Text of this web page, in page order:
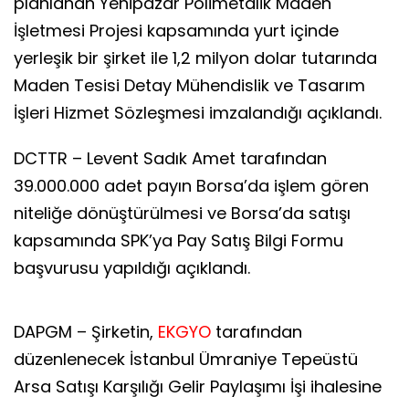
İşletmesi Projesi kapsamında yurt içinde
yerleşik bir şirket ile 1,2 milyon dolar tutarında
Maden Tesisi Detay Mühendislik ve Tasarım
İşleri Hizmet Sözleşmesi imzalandığı açıklandı.
DCTTR – Levent Sadık Amet tarafından
39.000.000 adet payın Borsa’da işlem gören
niteliğe dönüştürülmesi ve Borsa’da satışı
kapsamında SPK’ya Pay Satış Bilgi Formu
başvurusu yapıldığı açıklandı.
DAPGM – Şirketin, EKGYO tarafından
düzenlenecek İstanbul Ümraniye Tepeüstü
Arsa Satışı Karşılığı Gelir Paylaşımı İşi ihalesine